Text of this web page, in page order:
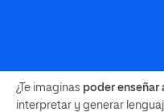
¿Te imaginas poder enseñar
interpretar y generar